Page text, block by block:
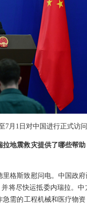
月1日对中国进行正式访问
地震救灾提供了哪些帮
格斯致慰问电。中国政
将尽快运抵委内瑞拉。
需的工程机械和医疗物